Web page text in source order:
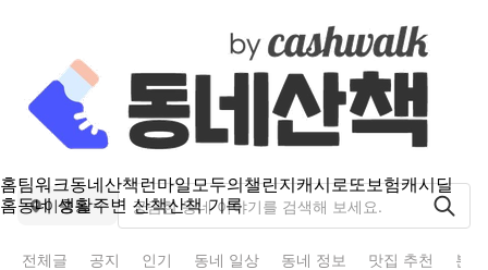
홈팀워크동네산책런마일모두의챌린지캐시로또보험캐시딜
홈동네 생활주변 산책산책 기록
이충동
전체글 공지 인기 동네 일상 동네 정보 맛집 추천 분